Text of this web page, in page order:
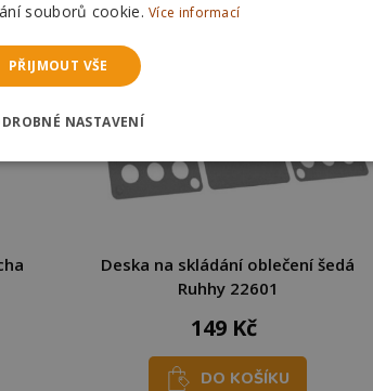
Deska na skládání oblečení šedá
Ruhhy 22601
149 Kč
DO KOŠÍKU
souborů cookie.Více informací
PŘIJMOUT VŠE
NASTAVENÍ